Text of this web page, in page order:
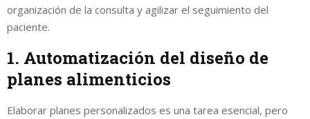
organización de la consulta y agilizar el seguimiento del
paciente.
1. Automatización del diseño de
planes alimenticios
Elaborar planes personalizados es una tarea esencial, pero